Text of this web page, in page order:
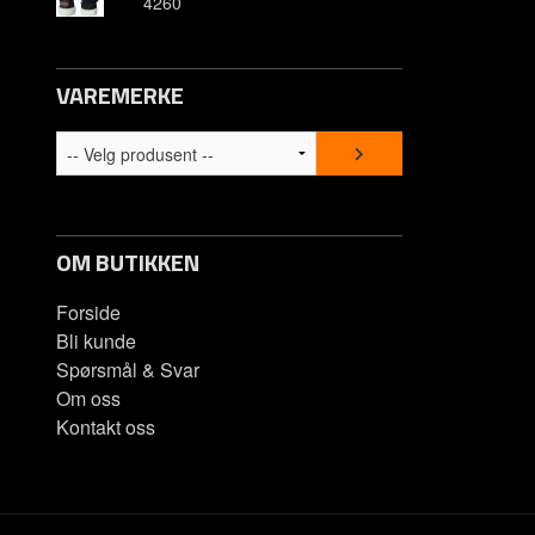
VAREMERKE
OM BUTIKKEN
Forside
Bli kunde
Spørsmål & Svar
Om oss
Kontakt oss